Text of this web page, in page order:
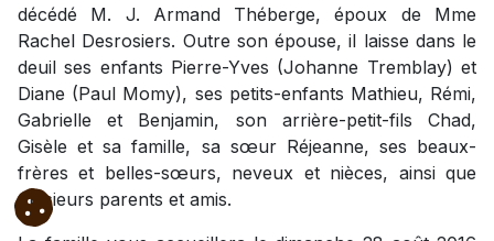
décédé M. J. Armand Théberge, époux de Mme
Rachel Desrosiers. Outre son épouse, il laisse dans le
deuil ses enfants Pierre-Yves (Johanne Tremblay) et
Diane (Paul Momy), ses petits-enfants Mathieu, Rémi,
Gabrielle et Benjamin, son arrière-petit-fils Chad,
Gisèle et sa famille, sa sœur Réjeanne, ses beaux-
frères et belles-sœurs, neveux et nièces, ainsi que
plusieurs parents et amis.